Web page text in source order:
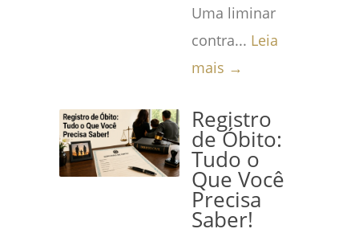
Uma liminar
contra... Leia
mais →
Registro
de Óbito:
Tudo o
Que Você
Precisa
Saber!